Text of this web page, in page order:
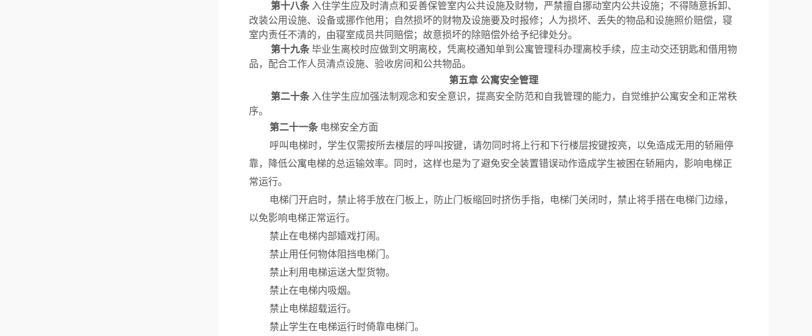
第十八条 入住学生应及时清点和妥善保管室内公共设施及财物，严禁擅自挪动室内公共设施；不得随意拆卸、
改装公用设施、设备或挪作他用；自然损坏的财物及设施要及时报修；人为损坏、丢失的物品和设施照价赔偿，寝
室内责任不清的，由寝室成员共同赔偿；故意损坏的除赔偿外给予纪律处分。
第十九条 毕业生离校时应做到文明离校，凭离校通知单到公寓管理科办理离校手续，应主动交还钥匙和借用物
品，配合工作人员清点设施、验收房间和公共物品。
第五章 公寓安全管理
第二十条 入住学生应加强法制观念和安全意识，提高安全防范和自我管理的能力，自觉维护公寓安全和正常秩
序。
第二十一条 电梯安全方面
呼叫电梯时，学生仅需按所去楼层的呼叫按键，请勿同时将上行和下行楼层按键按亮，以免造成无用的轿厢停
靠，降低公寓电梯的总运输效率。同时，这样也是为了避免安全装置错误动作造成学生被困在轿厢内，影响电梯正
常运行。
电梯门开启时，禁止将手放在门板上，防止门板缩回时挤伤手指，电梯门关闭时，禁止将手搭在电梯门边缘，
以免影响电梯正常运行。
禁止在电梯内部嬉戏打闹。
禁止用任何物体阻挡电梯门。
禁止利用电梯运送大型货物。
禁止在电梯内吸烟。
禁止电梯超载运行。
禁止学生在电梯运行时倚靠电梯门。